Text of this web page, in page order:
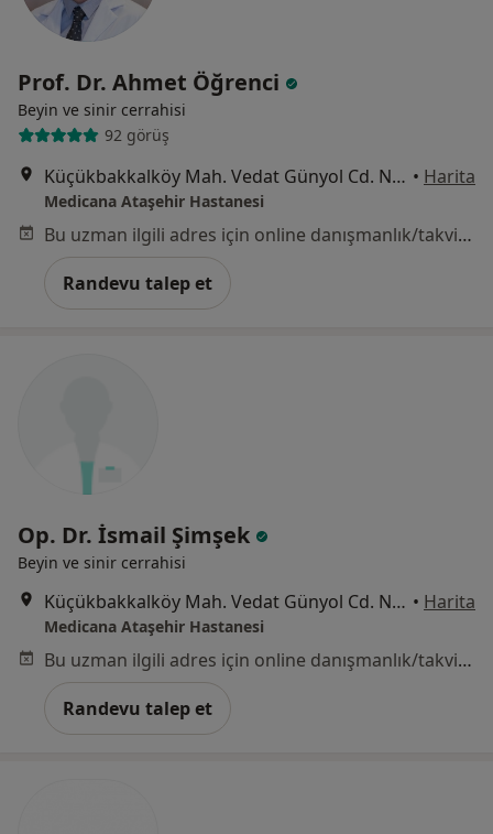
Prof. Dr. Ahmet Öğrenci
Beyin ve sinir cerrahisi
92 görüş
Küçükbakkalköy Mah. Vedat Günyol Cd. No:24, Ataşehir • Harita
Medicana Ataşehir Hastanesi
Bu uzman ilgili adres için online danışmanlık/takvim sunmuyor.
Randevu talep et
Op. Dr. İsmail Şimşek
Beyin ve sinir cerrahisi
Küçükbakkalköy Mah. Vedat Günyol Cd. No:24, Ataşehir • Harita
Medicana Ataşehir Hastanesi
Bu uzman ilgili adres için online danışmanlık/takvim sunmuyor.
Randevu talep et